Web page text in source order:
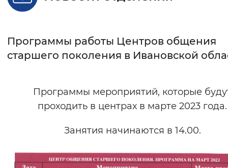
Без засечек С засечками
Нормальный Увеличенный
Синий фон
Программы работы Центров общения
старшего поколения в Ивановской
Программы мероприятий, которые
проходить в центрах в марте 2023 года.
Занятия начинаются в 14.00.